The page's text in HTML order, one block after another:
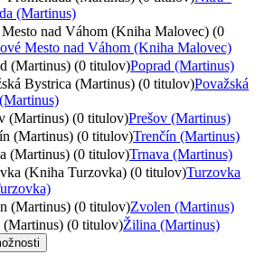
(Martinus)
nad Váhom (Kniha Malovec) (0
Mesto nad Váhom (Kniha Malovec)
(Martinus) (0 titulov)Poprad (Martinus)
Bystrica (Martinus) (0 titulov)Považská
(Martinus) (0 titulov)Prešov (Martinus)
(Martinus) (0 titulov)Trenčín (Martinus)
(Martinus) (0 titulov)Trnava (Martinus)
(Kniha Turzovka) (0 titulov)Turzovka
(Martinus) (0 titulov)Zvolen (Martinus)
(Martinus) (0 titulov)Žilina (Martinus)